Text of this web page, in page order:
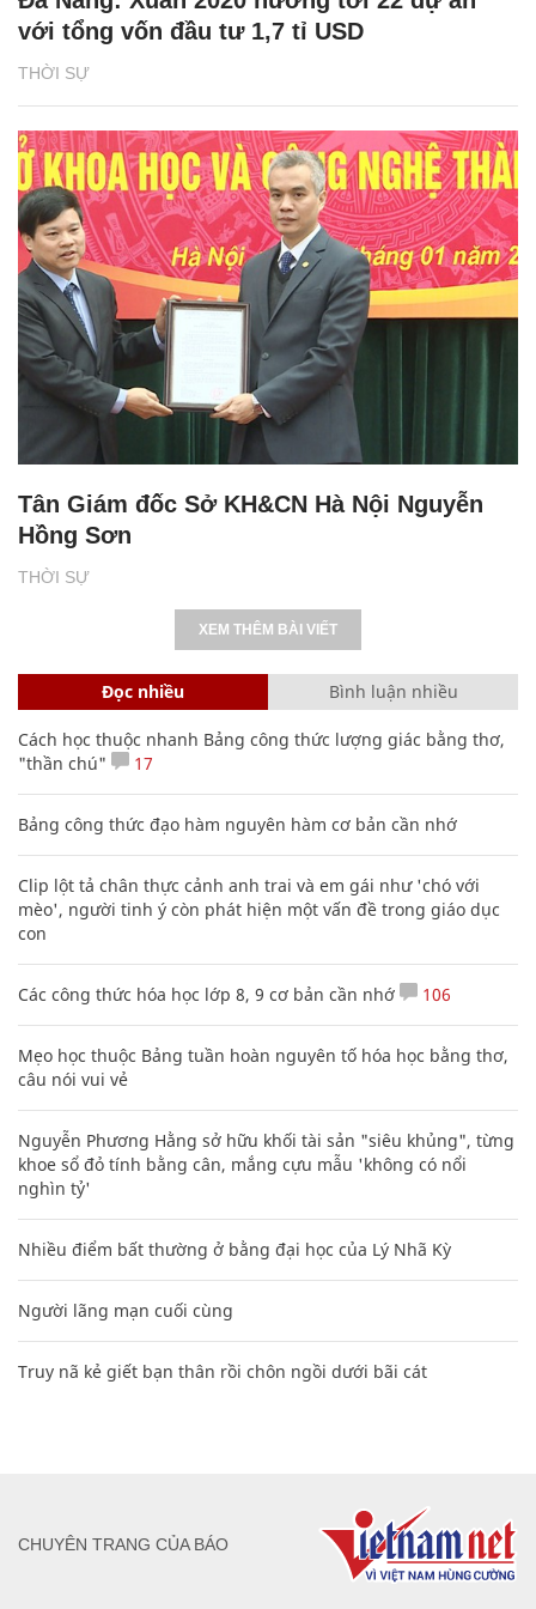
THỜI SỰ
với tổng vốn đầu tư 1,7 tỉ USD
THỜI SỰ
Tân Giám đốc Sở KH&CN Hà Nội Nguyễn
Hồng Sơn
XEM THÊM BÀI VIẾT
Đọc nhiều Bình luận nhiều
Cách học thuộc nhanh Bảng công thức lượng giác bằng thơ,
"thần chú"
17
Bảng công thức đạo hàm nguyên hàm cơ bản cần nhớ
Clip lột tả chân thực cảnh anh trai và em gái như 'chó với
mèo', người tinh ý còn phát hiện một vấn đề trong giáo dục
con
Các công thức hóa học lớp 8, 9 cơ bản cần nhớ 106
Mẹo học thuộc Bảng tuần hoàn nguyên tố hóa học bằng thơ,
câu nói vui vẻ
Nguyễn Phương Hằng sở hữu khối tài sản "siêu khủng", từng
khoe sổ đỏ tính bằng cân, mắng cựu mẫu 'không có nổi
nghìn tỷ'
Nhiều điểm bất thường ở bằng đại học của Lý Nhã Kỳ
Người lãng mạn cuối cùng
Truy nã kẻ giết bạn thân rồi chôn ngồi dưới bãi cát
CHUYÊN TRANG CỦA BÁO